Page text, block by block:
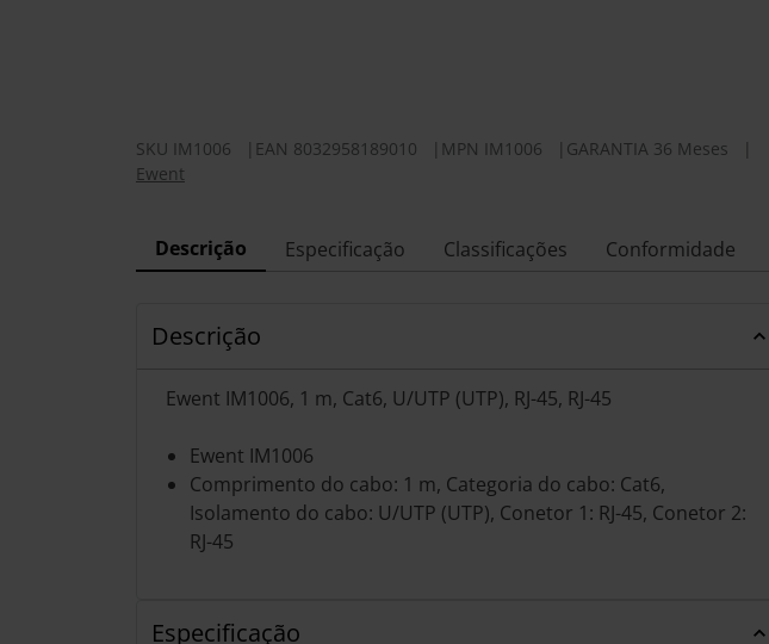
SKU IM1006 EAN 8032958189010 MPN IM1006 GARANTIA 36 Meses
Ewent
Descrição Especificação Classificações Conformidade
Descrição
Ewent IM1006, 1 m, Cat6, U/UTP (UTP), RJ-45, RJ-45
Ewent IM1006
Comprimento do cabo: 1 m, Categoria do cabo: Cat6,
Isolamento do cabo: U/UTP (UTP), Conetor 1: RJ-45, Conetor 2:
RJ-45
Especificação